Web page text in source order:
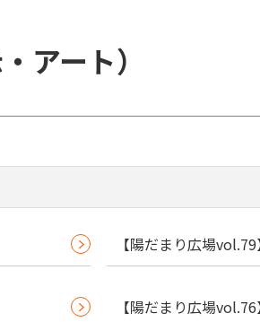
アート）
【陽だまり広場
【陽だまり広場